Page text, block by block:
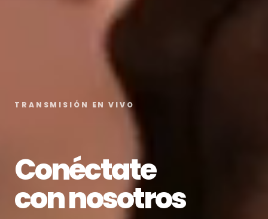
TRANSMISIÓN EN VIVO
Conéctate
con nosotros